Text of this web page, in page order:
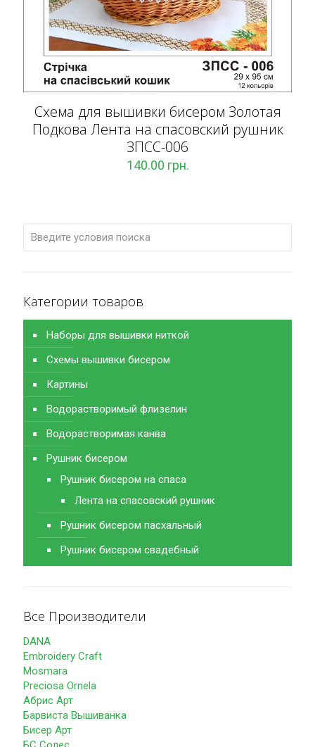
Схема для вышивки бисером Золотая
Подкова Лента на спасовский рушник
ЗПCC-006
140.00 грн.
Категории товаров
Наборы для вышивки ниткой
Схемы вышивки бисером
Картины
Водорастворимый флизелин
Водорастворимая канва
Рушник бисером
Рушник бисером на спаса
Лента на спасовский рушник
Рушник бисером пасхальный
Рушник бисером свадебный
Все Производители
DANA
Embroidery Craft
Mosmara
Preciosa Ornela
Абрис Арт
Барвиста Вышиванка
Бисер Арт